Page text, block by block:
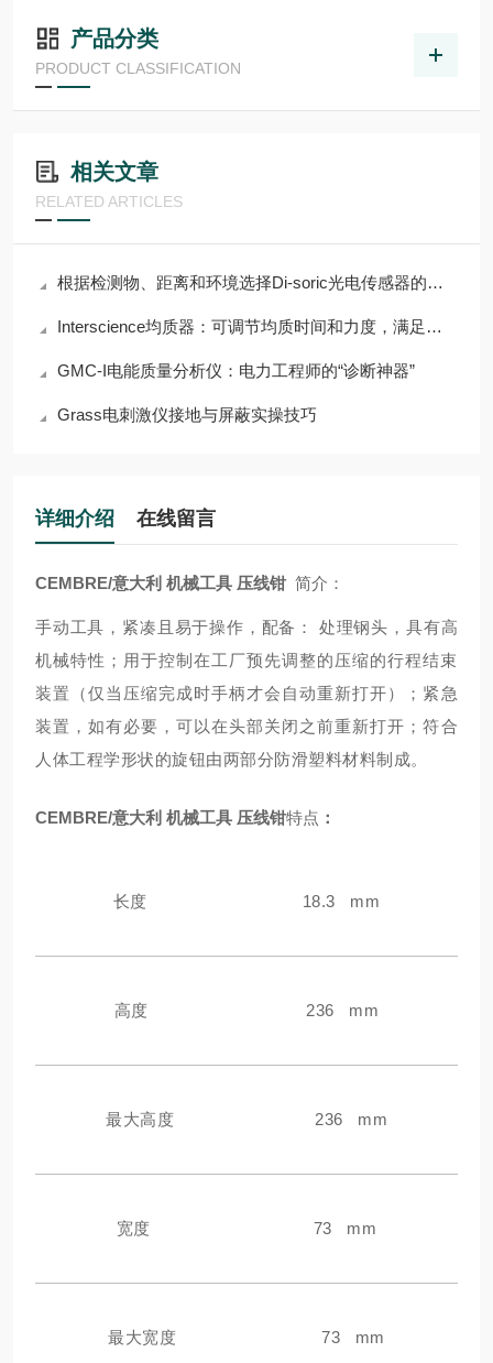
产品分类
PRODUCT CLASSIFICATION
相关文章
RELATED ARTICLES
根据检测物、距离和环境选择Di-soric光电传感器的指南
Interscience均质器：可调节均质时间和力度，满足多样需求
GMC-I电能质量分析仪：电力工程师的“诊断神器”
Grass电刺激仪接地与屏蔽实操技巧
详细介绍 在线留言
CEMBRE/意大利 机械工具 压线钳简介：
手动工具，紧凑且易于操作，配备： 处理钢头，具有高
机械特性；用于控制在工厂预先调整的压缩的行程结束
装置（仅当压缩完成时手柄才会自动重新打开）；紧急
装置，如有必要，可以在头部关闭之前重新打开；符合
人体工程学形状的旋钮由两部分防滑塑料材料制成。
CEMBRE/意大利 机械工具 压线钳特点 ：
长度 18.3 mm
高度 236 mm
最大高度 236 mm
宽度 73 mm
最大宽度 73 mm